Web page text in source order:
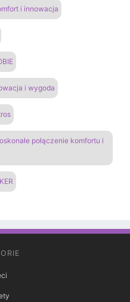
i innowacja
i wygoda
połączenie komfortu i